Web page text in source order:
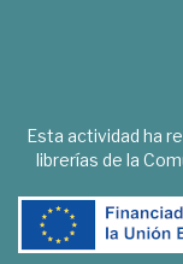
Esta actividad ha
librerías de la